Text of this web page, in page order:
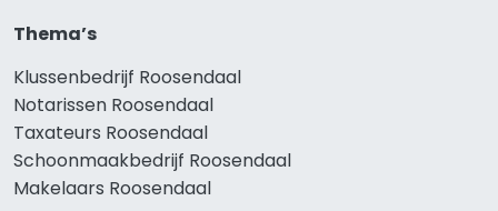
Thema’s
Klussenbedrijf Roosendaal
Notarissen Roosendaal
Taxateurs Roosendaal
Schoonmaakbedrijf Roosendaal
Makelaars Roosendaal